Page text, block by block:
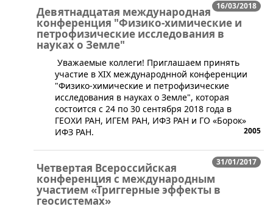
16/03/2018
Девятнадцатая международная
конференция "Физико-химические и
петрофизические исследования в
науках о Земле"
​ Уважаемые коллеги! Приглашаем принять
участие в XIХ международнной конференции
"Физико-химические и петрофизические
исследования в науках о Земле", которая
состоится с 24 по 30 сентября 2018 года в
ГЕОХИ РАН, ИГЕМ РАН, ИФЗ РАН и ГО «Борок»
ИФЗ РАН.
2005
31/01/2017
Четвертая Всероссийская
конференция с международным
участием «Триггерные эффекты в
геосистемах»